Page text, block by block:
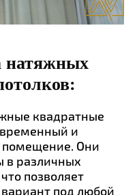
натяжных
квадратные
и
помещение. Они
в различных
позволяет
под любой